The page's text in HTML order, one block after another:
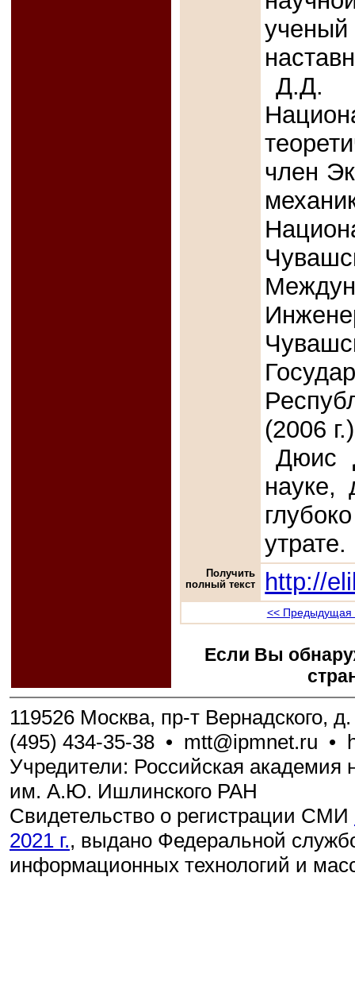
Д.Д.
член
(2006
Дюис
науке,
утрате.
Получить
полный текст
http://
<< Предыдущая
Если Вы
119526 Москва, пр-т Вернадского,
(495) 434-35-38 • mtt@ipmnet.ru •
Учредители: Российская академия
им. А.Ю. Ишлинского РАН
Свидетельство о регистрации СМИ
2021 г., выдано Федеральной
информационных технологий и